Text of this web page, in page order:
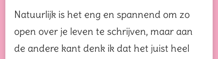
Natuurlijk is het eng en spannend om zo
open over je leven te schrijven, maar aan
de andere kant denk ik dat het juist heel